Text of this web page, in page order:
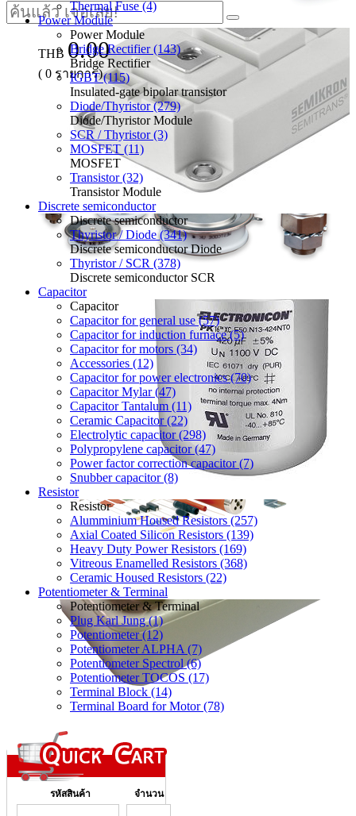
THB 0.00
( 0 รายการ)
Thermal Fuse (4)
Power Module
Power Module
Bridge Rectifier (143)
Bridge Rectifier
IGBT (115)
Insulated-gate bipolar transistor
Diode/Thyristor (279)
Diode/Thyristor Module
SCR / Thyristor (3)
MOSFET (11)
MOSFET
Transistor (32)
Transistor Module
Discrete semiconductor
Discrete semiconductor
Thyristor / Diode (341)
Discrete semiconductor Diode
Thyristor / SCR (378)
Discrete semiconductor SCR
Capacitor
Capacitor
Capacitor for general use (57)
Capacitor for induction furnace (5)
Capacitor for motors (34)
Accessories (12)
Capacitor for power electronics (70)
Capacitor Mylar (47)
Capacitor Tantalum (11)
Ceramic Capacitor (22)
Electrolytic capacitor (298)
Polypropylene capacitor (47)
Power factor correction capacitor (7)
Snubber capacitor (8)
Resistor
Resistor
Alumminium Housed Resistors (257)
Axial Coated Silicon Resistors (139)
Heavy Duty Power Resistors (169)
Vitreous Enamelled Resistors (368)
Ceramic Housed Resistors (22)
Potentiometer & Terminal
Potentiometer & Terminal
Plug Karl Jung (1)
Potentiometer (12)
Potentiometer ALPHA (7)
Potentiometer Spectrol (6)
Potentiometer TOCOS (17)
Terminal Block (14)
Terminal Board for Motor (78)
รหัสสินค้า จำนวน